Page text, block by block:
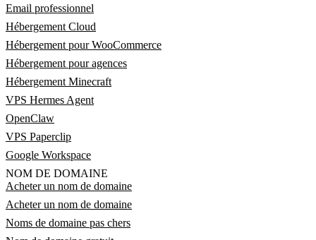
Email professionnel
Hébergement Cloud
Hébergement pour WooCommerce
Hébergement pour agences
Hébergement Minecraft
VPS Hermes Agent
OpenClaw
VPS Paperclip
Google Workspace
NOM DE DOMAINE
Acheter un nom de domaine
Acheter un nom de domaine
Noms de domaine pas chers